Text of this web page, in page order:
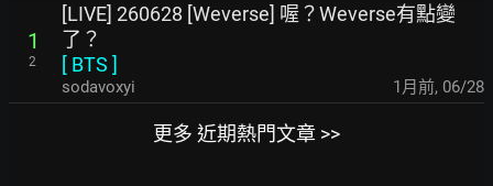
1
2
[LIVE] 260628 [Weverse] 喔？Weverse有點變
了？
[ BTS ]
sodavoxyi 1月前, 06/28
更多 近期熱門文章 >>